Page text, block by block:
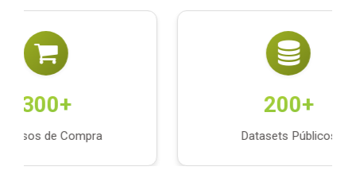
300+
de Compra
200+
Datasets Públicos